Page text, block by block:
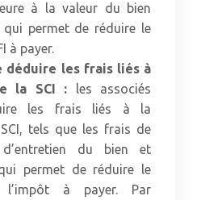
à la valeur du bien
qui permet de réduire le
à payer.
déduire les frais liés à
la SCI : les associés
les frais liés à la
tels que les frais de
d’entretien du bien et
permet de réduire le
à payer. Par